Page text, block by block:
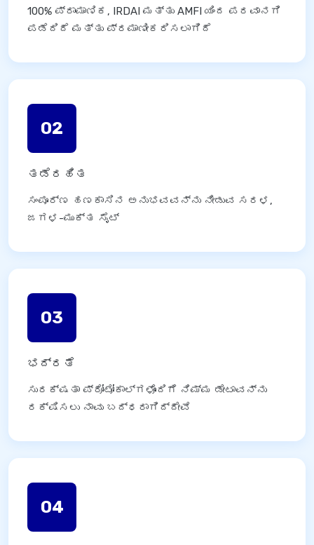
100% ಪ್ರಾಮಾಣಿಕ, IRDAI ಮತ್ತು AMFI ಯಿಂದ ಪರವಾನಗಿ
ಪಡೆದಿದೆ ಮತ್ತು ಪ್ರಮಾಣೀಕರಿಸಲಾಗಿದೆ
02
ತಡೆರಹಿತ
ಸಂಪೂರ್ಣ ಹಣಕಾಸಿನ ಅನುಭವವನ್ನು ನೀಡುವ ಸರಳ,
ಜಗಳ-ಮುಕ್ತ ಸೈಟ್
03
ಭದ್ರತೆ
ಸುರಕ್ಷತಾ ಪ್ರೋಟೋಕಾಲ್‌ಗಳೊಂದಿಗೆ ನಿಮ್ಮ ಡೇಟಾವನ್ನು
ರಕ್ಷಿಸಲು ನಾವು ಬದ್ಧರಾಗಿದ್ದೇವೆ
04